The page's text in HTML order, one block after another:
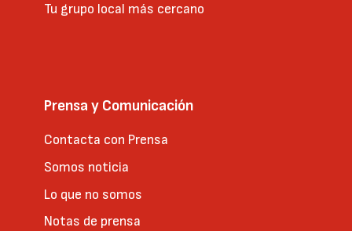
Tu grupo local más cercano
Prensa y Comunicación
Contacta con Prensa
Somos noticia
Lo que no somos
Notas de prensa